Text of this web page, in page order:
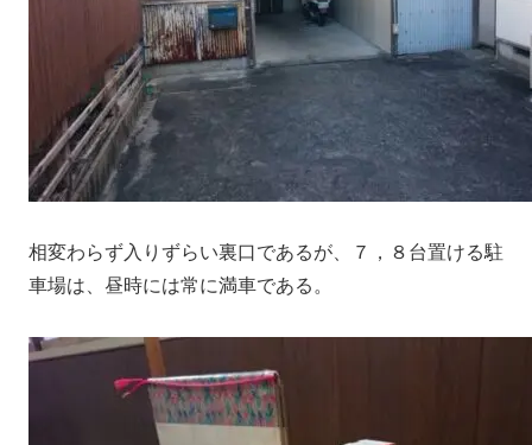
相変わらず入りずらい裏口であるが、７，８台置ける駐
車場は、昼時には常に満車である。